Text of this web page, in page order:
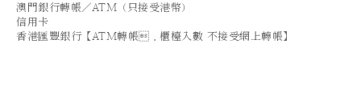
澳門銀行轉帳／ATM（只接受港幣）
信用卡
香港匯豐銀行【ATM轉帳．櫃檯入數 不接受網上轉帳】